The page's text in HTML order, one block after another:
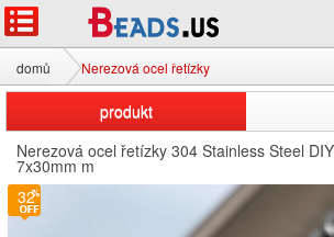
domů Nerezová ocel řetízky
produkt
Nerezová ocel řetízky 304 Stainless Steel
7x30mm m
32